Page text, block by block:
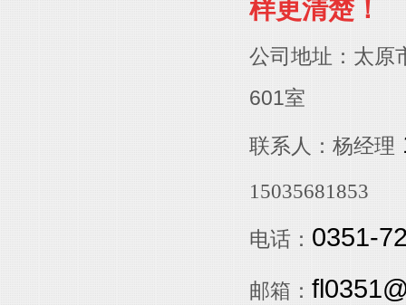
样更清楚！
公司地址：太原
601室
联系人： 杨经理
15035681853
电话： 0351-
邮箱： fl0351